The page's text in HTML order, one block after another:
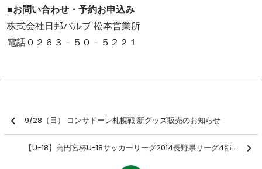
■お問い合わせ・予約お申込み
株式会社日邦バルブ 松本営業所
電話０２６３－５０－５２２１
9/28（日） コンサドーレ札幌戦 新グッズ販売のお知らせ
【U-18】高円宮杯U-18サッカーリーグ2014長野県リーグ4部結果のお知らせ